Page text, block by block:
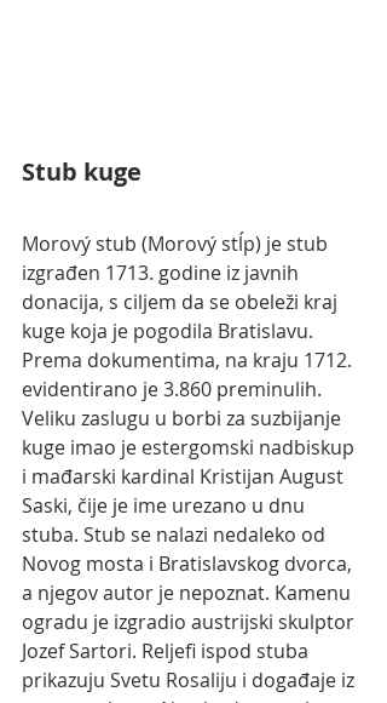
Stub kuge
Morový stub (Morový stĺp) je stub
izgrađen 1713. godine iz javnih
donacija, s ciljem da se obeleži kraj
kuge koja je pogodila Bratislavu.
Prema dokumentima, na kraju 1712.
evidentirano je 3.860 preminulih.
Veliku zaslugu u borbi za suzbijanje
kuge imao je estergomski nadbiskup
i mađarski kardinal Kristijan August
Saski, čije je ime urezano u dnu
stuba. Stub se nalazi nedaleko od
Novog mosta i Bratislavskog dvorca,
a njegov autor je nepoznat. Kamenu
ogradu je izgradio austrijski skulptor
Jozef Sartori. Reljefi ispod stuba
prikazuju Svetu Rosaliju i događaje iz